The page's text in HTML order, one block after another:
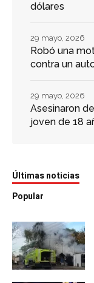
dólares
Robó una
contra un
29 mayo, 2026
Asesinaron
joven de 18
29 mayo, 2026
Últimas noticias
Popular